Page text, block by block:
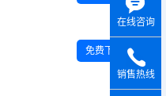
免费下载
在线咨询
销售热线